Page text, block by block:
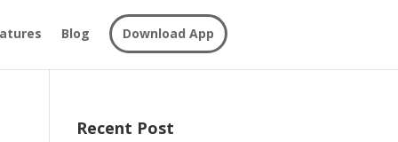
Blog Download App
Recent Post